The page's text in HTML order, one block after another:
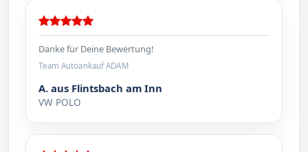
Danke für Deine Bewertung!
Team Autoankauf ADAM
A. aus Flintsbach am Inn
VW POLO